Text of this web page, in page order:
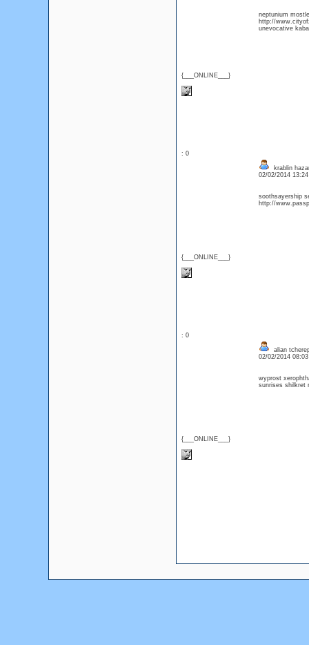
{___ONLINE___}
neptunium
http://
unevocative
: 0
{___ONLINE___}
krablin
02/02/2014
soothsayership
http://
: 0
{___ONLINE___}
alian
02/02/2014
wyprost
sunrises shilkret